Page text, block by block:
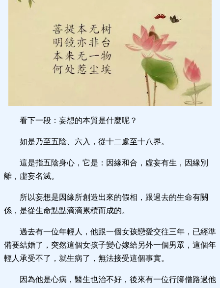
看下一段：妄想的本質是什麼呢？
如是乃至五陰、六入，從十二處至十八界。
這是指五陰身心，它是：因緣和合，虛妄有生，因緣別
離，虛妄名滅。
所以妄想是因緣所創造出來的假相，跟過去的生命有關
係，是從生命點點滴滴累積而成的。
過去有一位年輕人，他跟一個女孩戀愛交往三年，已經準
備要結婚了，突然這個女孩子變心嫁給另外一個男眾，這個年
輕人承受不了，就生病了，無法接受這個事實。
因為他是心病，醫生也治不好，後來有一位行腳僧路過他